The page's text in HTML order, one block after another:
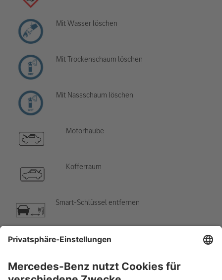
Mit Wasser löschen
Mit Trockenschaum löschen
Mit Nassschaum löschen
Motorhaube
Kofferraum
Smart-Schlüssel entfernen
Klimaanlage
Gefahr, niedrige Temperatur